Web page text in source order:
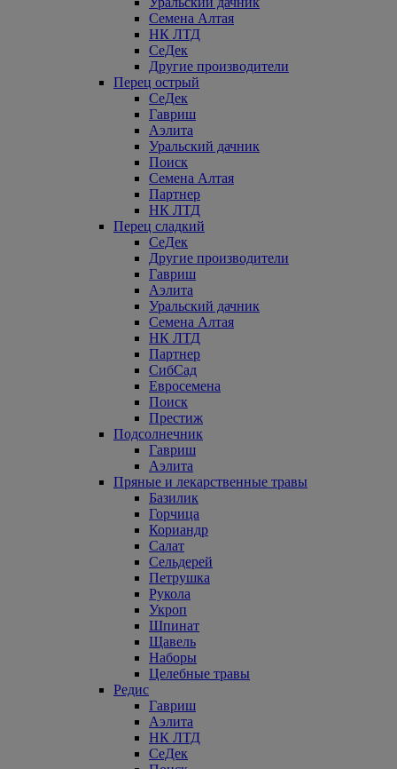
Семена Алтая
НК ЛТД
СеДек
Другие производители
Перец острый
СеДек
Гавриш
Аэлита
Уральский дачник
Поиск
Семена Алтая
Партнер
НК ЛТД
Перец сладкий
СеДек
Другие производители
Гавриш
Аэлита
Уральский дачник
Семена Алтая
НК ЛТД
Партнер
СибСад
Евросемена
Поиск
Престиж
Подсолнечник
Гавриш
Аэлита
Пряные и лекарственные травы
Базилик
Горчица
Кориандр
Салат
Сельдерей
Петрушка
Рукола
Укроп
Шпинат
Щавель
Наборы
Целебные травы
Редис
Гавриш
Аэлита
НК ЛТД
СеДек